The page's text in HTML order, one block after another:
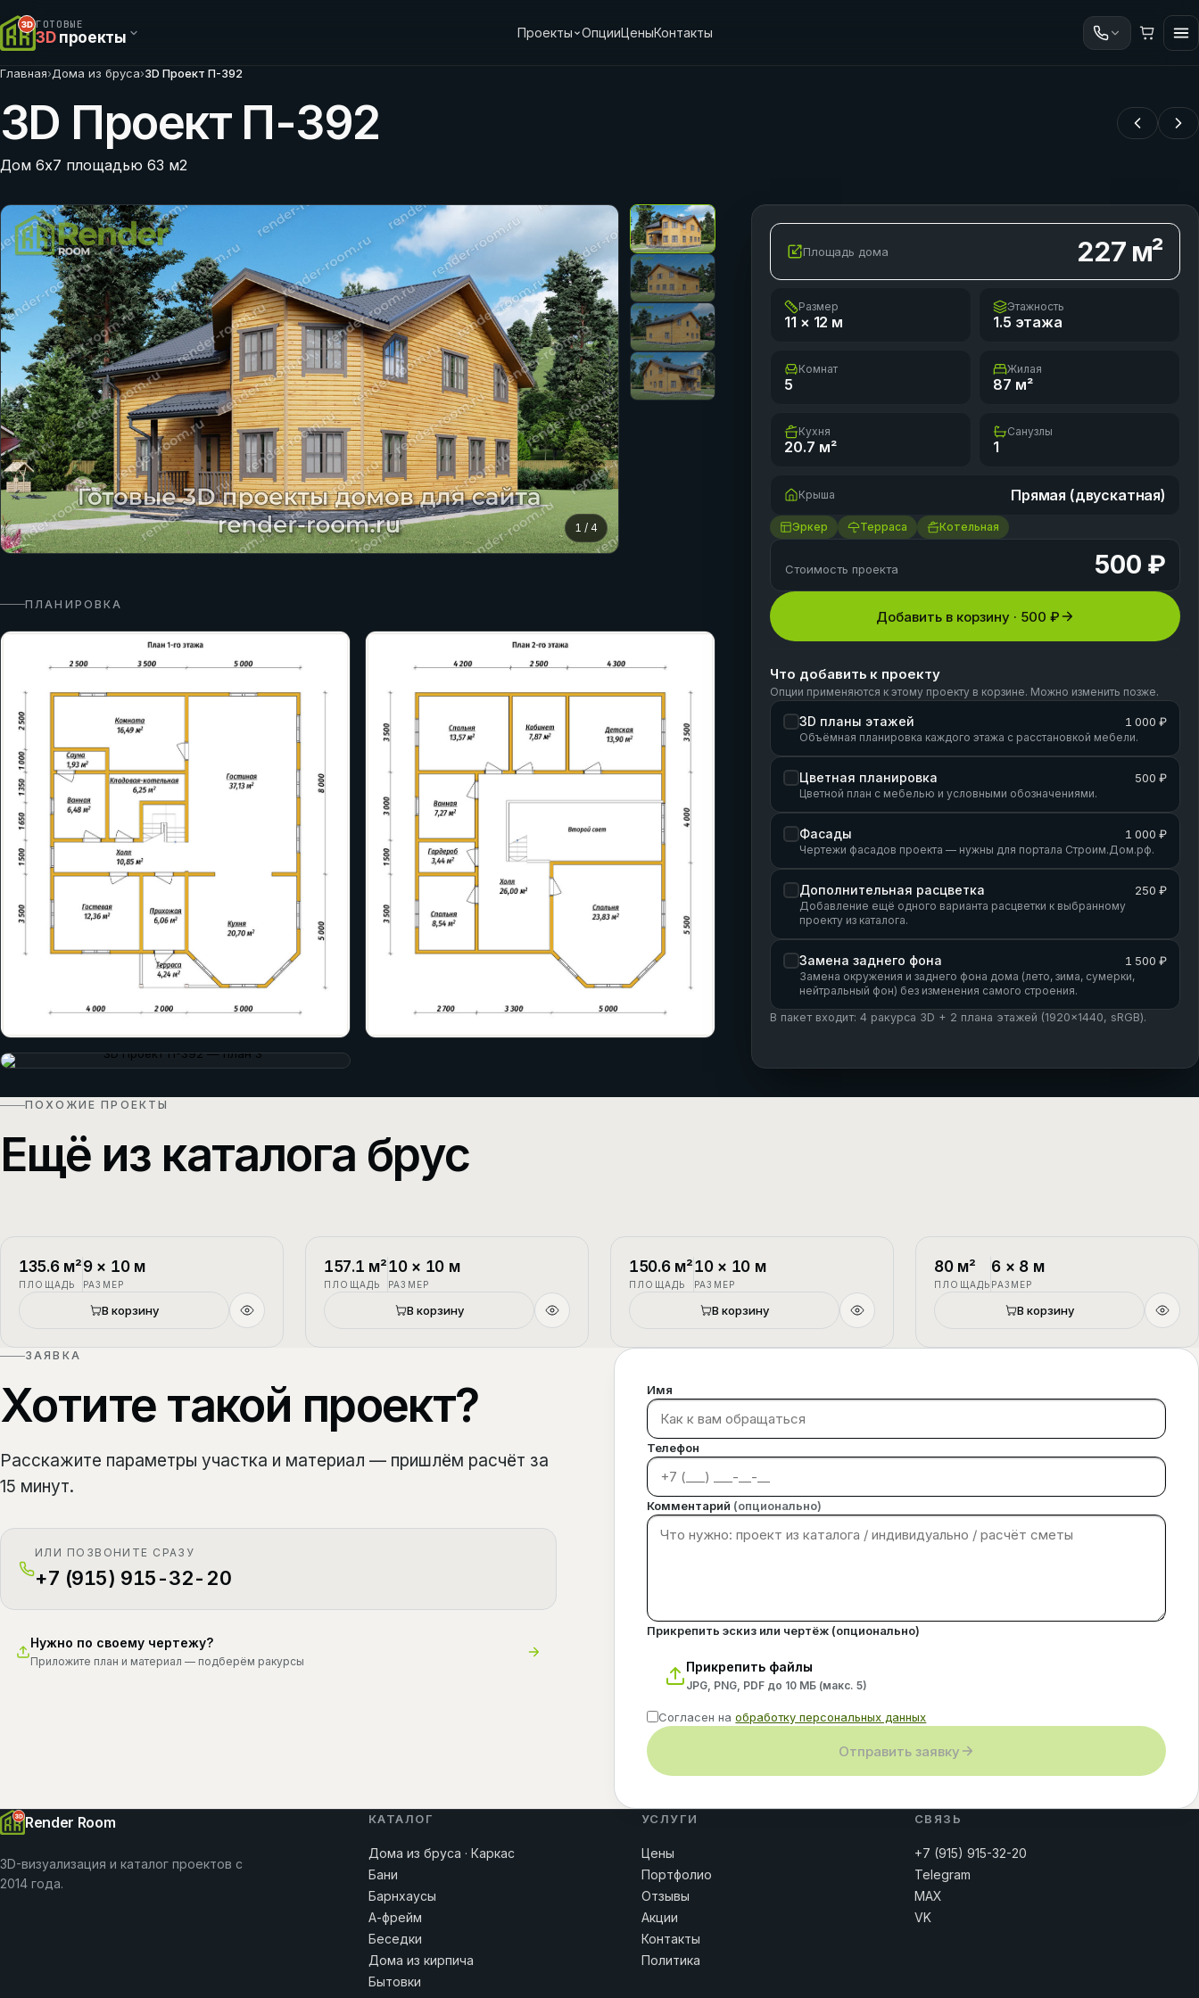
ГОТОВЫЕ
3Dпроекты Проекты ОпцииЦеныКонтакты
Главная›Дома из бруса›3D Проект П-392
3D Проект П-392
Дом 6х7 площадью 63 м2
1 /4
ПЛАНИРОВКА
Площадь дома 227м²
Размер
11 × 12 м
Этажность
1.5 этажа
Комнат
5
Жилая
87 м²
Кухня
20.7 м²
Санузлы
1
Крыша Прямая (двускатная)
Эркер Терраса Котельная
Стоимость проекта 500 ₽
Добавить в корзину · 500 ₽
Что добавить к проекту
Опции применяются к этому проекту в корзине. Можно изменить позже.
3D планы этажей 1 000 ₽
Объёмная планировка каждого этажа с расстановкой мебели.
Цветная планировка 500 ₽
Цветной план с мебелью и условными обозначениями.
Фасады 1 000 ₽
Чертежи фасадов проекта — нужны для портала Строим.Дом.рф.
Дополнительная расцветка 250 ₽
Добавление ещё одного варианта расцветки к выбранному
проекту из каталога.
Замена заднего фона 1 500 ₽
Замена окружения и заднего фона дома (лето, зима, сумерки,
нейтральный фон) без изменения самого строения.
В пакет входит: 4 ракурса 3D + 2 плана этажей (1920×1440, sRGB).
ПОХОЖИЕ ПРОЕКТЫ
Ещё из каталога брус
П-1
135.6м²
ПЛОЩАДЬ
9× 10м
РАЗМЕР
В корзину
П-2
157.1 м²
ПЛОЩАДЬ
10× 10 м
РАЗМЕР
В корзину
П-3
150.6м²
ПЛОЩАДЬ
10× 10 м
РАЗМЕР
В корзину
П-4
80м²
ПЛОЩАДЬ
6 × 8 м
РАЗМЕР
В корзину
ЗАЯВКА
Хотите такой проект?
Расскажите параметры участка и материал — пришлём расчёт за
15 минут.
ИЛИ ПОЗВОНИТЕ СРАЗУ
+7 (915) 915-32-20
Нужно по своему чертежу?
Приложите план и материал — подберём ракурсы
Имя
Телефон
Комментарий (опционально)
Прикрепить эскиз или чертёж (опционально)
Прикрепить файлы
JPG, PNG, PDF до 10 МБ (макс.5)
Согласен наобработку персональных данных
Отправить заявку
Render Room
3D-визуализация и каталог проектов с
2014 года.
КАТАЛОГ
Дома из бруса · Каркас
Бани
Барнхаусы
А-фрейм
Беседки
Дома из кирпича
Бытовки
УСЛУГИ
Цены
Портфолио
Отзывы
Акции
Контакты
Политика
СВЯЗЬ
+7 (915) 915-32-20
Telegram
MAX
VK